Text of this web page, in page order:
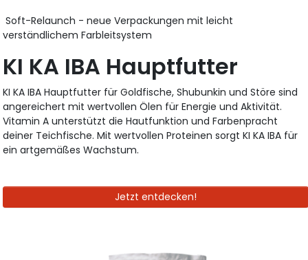
Soft-Relaunch - neue Verpackungen mit leicht
verständlichem Farbleitsystem
KI KA IBA Hauptfutter
KI KA IBA Hauptfutter für Goldfische, Shubunkin und Störe sind
angereichert mit wertvollen Ölen für Energie und Aktivität.
Vitamin A unterstützt die Hautfunktion und Farbenpracht
deiner Teichfische. Mit wertvollen Proteinen sorgt KI KA IBA für
ein artgemäßes Wachstum.
Jetzt entdecken!